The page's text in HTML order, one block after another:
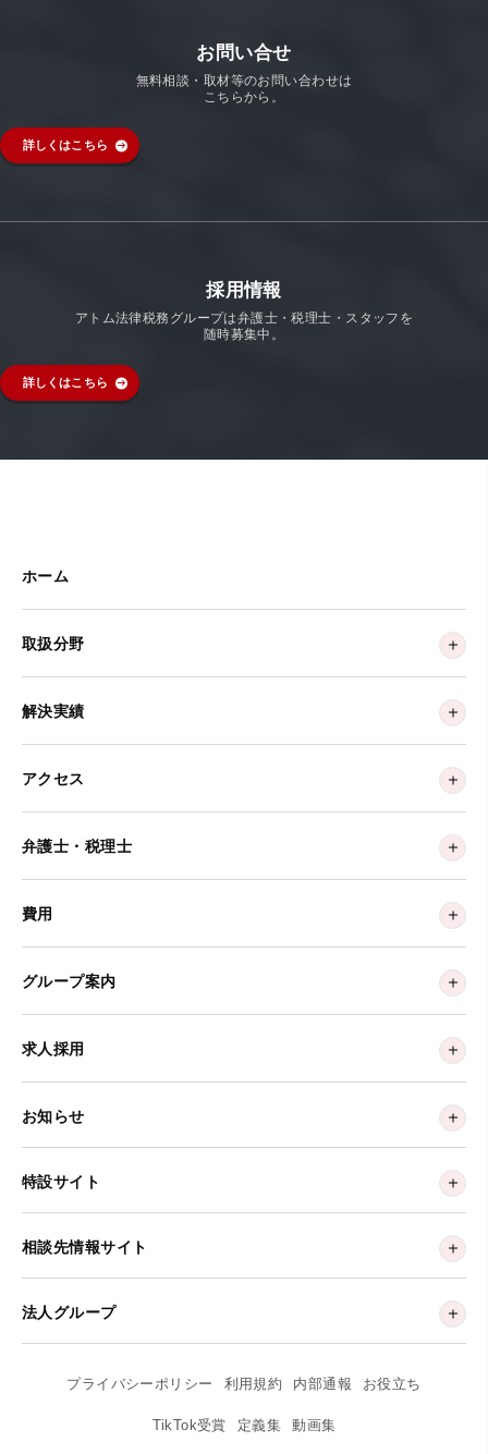
お問い合せ
無料相談・取材等のお問い合わせは
こちらから。
詳しくはこちら
採用情報
アトム法律税務グループは弁護士・税理士・スタッフを
随時募集中。
詳しくはこちら
ホーム
取扱分野
解決実績
アクセス
弁護士・税理士
費用
グループ案内
求人採用
お知らせ
特設サイト
相談先情報サイト
法人グループ
プライバシーポリシー 利用規約 内部通報 お役立ち
TikTok受賞 定義集 動画集